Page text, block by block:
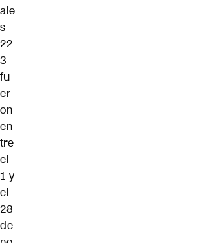
ale
s
22
3
fu
er
on
en
tre
el
1 y
el
28
de